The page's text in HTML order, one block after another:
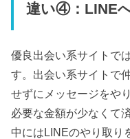
違い④：LINE
優良出会い系サイトで
す。出会い系サイトで
せずにメッセージをや
必要な金額が少なくて
中にはLINEのやり取り